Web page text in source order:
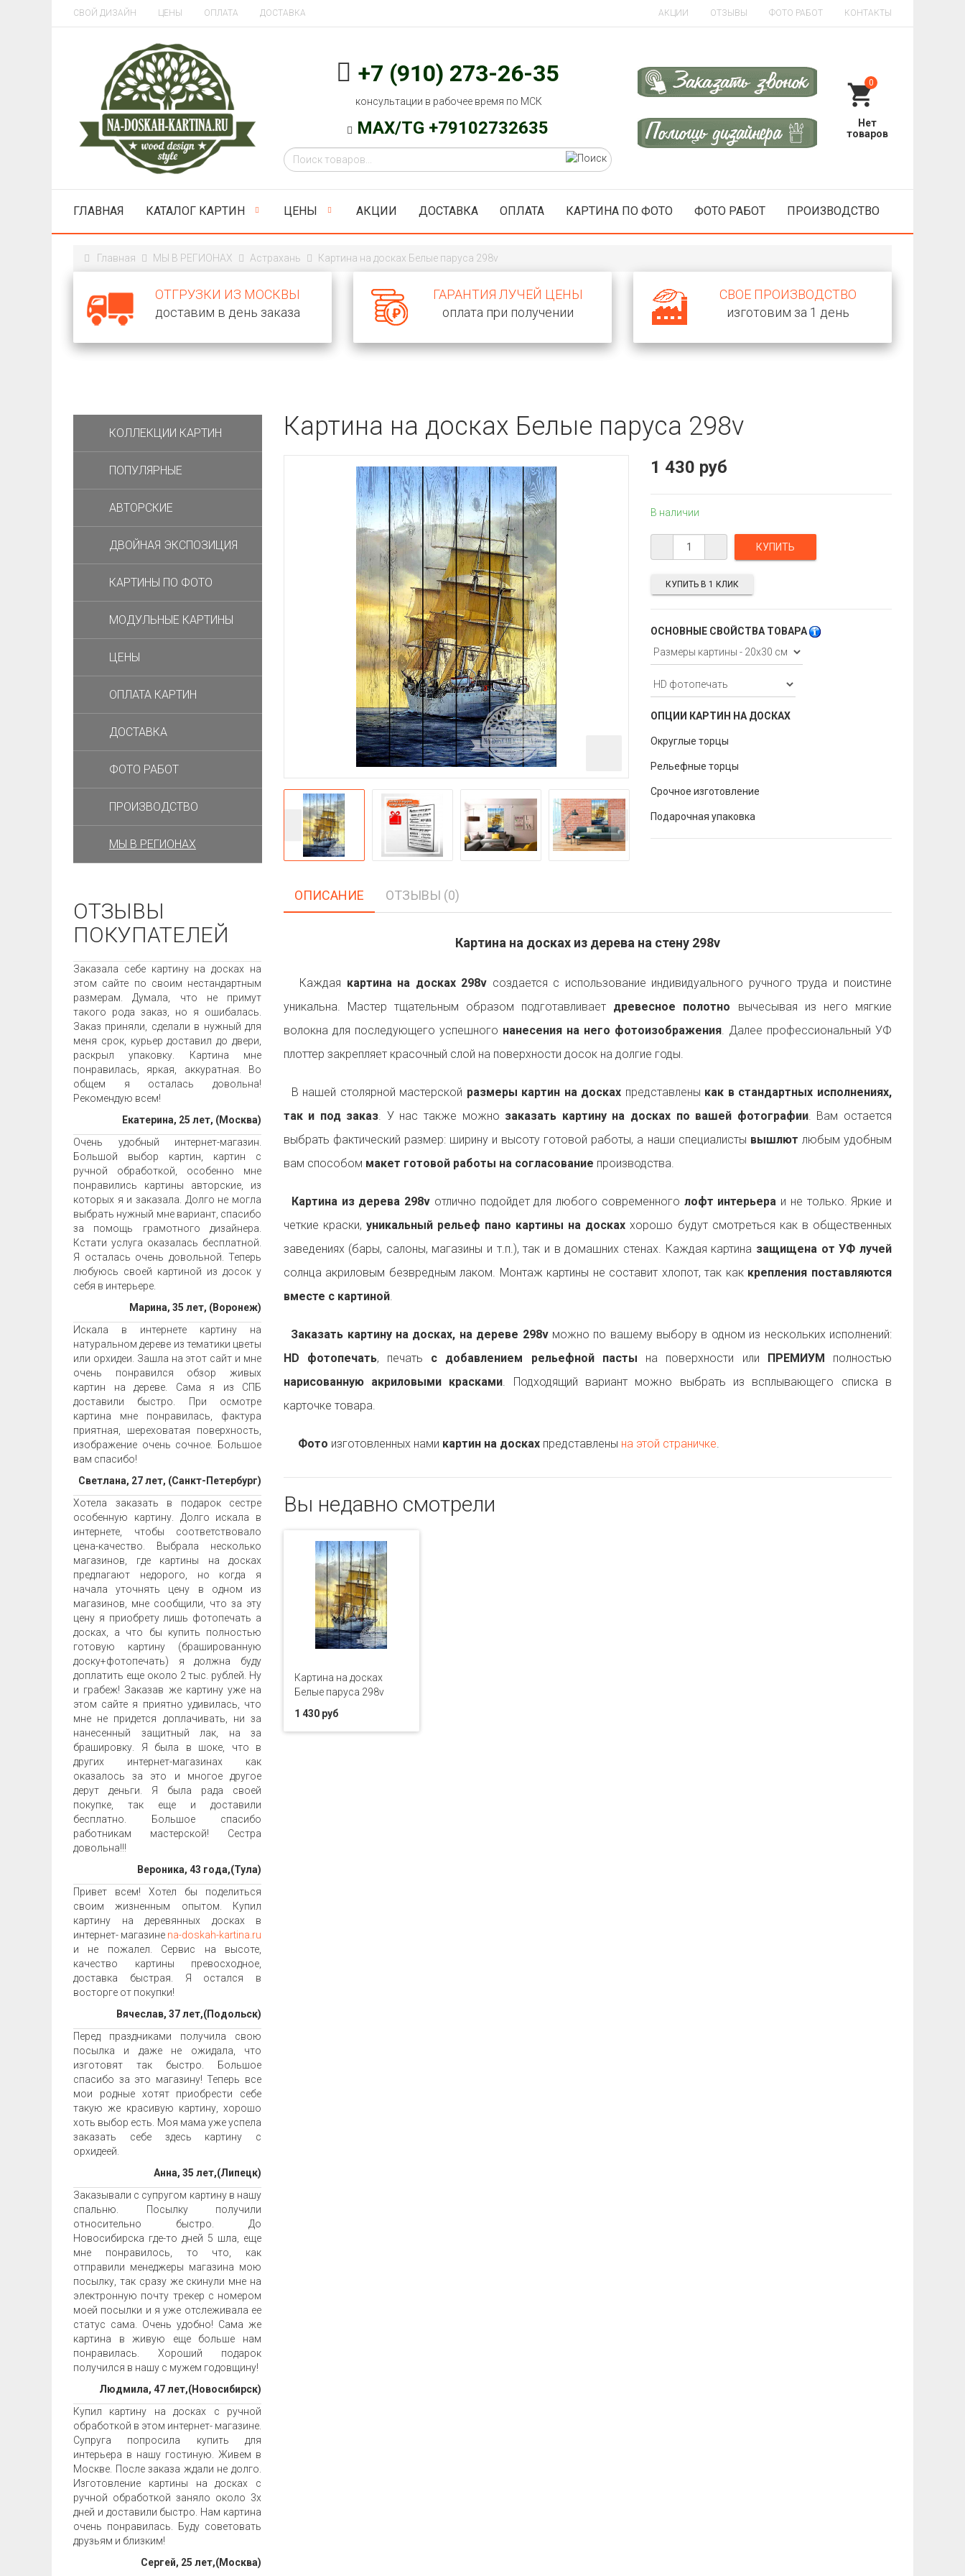
СВОЙ ДИЗАЙН ЦЕНЫ ОПЛАТА ДОСТАВКА АКЦИИ ОТЗЫВЫ ФОТО РАБОТ КОНТАКТЫ
+7 (910) 273-26-35
консультации в рабочее время по МСК
MAX/TG +79102732635
0
ГЛАВНАЯ КАТАЛОГ КАРТИН ЦЕНЫ АКЦИИ ДОСТАВКА ОПЛАТА КАРТИНА ПО ФОТО ФОТО РАБОТ ПРОИЗВОДСТВО
Главная МЫ В РЕГИОНАХ Астрахань Картина на досках Белые паруса 298v
ОТГРУЗКИ ИЗ МОСКВЫ
доставим в день заказа
ГАРАНТИЯ ЛУЧЕЙ ЦЕНЫ
оплата при получении
СВОЕ ПРОИЗВОДСТВО
изготовим за 1 день
Картина на досках Белые паруса 298v
1 430 руб
В наличии
ОСНОВНЫЕ СВОЙСТВА ТОВАРА
ОПЦИИ КАРТИН НА ДОСКАХ
Округлые торцы
Рельефные торцы
Срочное изготовление
Подарочная упаковка
КУПИТЬ В 1 КЛИК
ОПИСАНИЕ ОТЗЫВЫ (0)
Картина на досках из дерева на стену 298v
Каждая картина на досках 298v создается с использование индивидуального ручного труда и поистине
уникальна. Мастер тщательным образом подготавливает древесное полотно вычесывая из него мягкие
волокна для последующего успешного нанесения на него фотоизображения. Далее профессиональный УФ
плоттер закрепляет красочный слой на поверхности досок на долгие годы.
В нашей столярной мастерской размеры картин на досках представлены как в стандартных исполнениях,
так и под заказ . У нас также можно заказать картину на досках по вашей фотографии. Вам остается
выбрать фактический размер: ширину и высоту готовой работы, а наши специалисты вышлют любым удобным
вам способом макет готовой работы на согласование производства.
Картина из дерева 298v отлично подойдет для любого современного лофт интерьера и не только. Яркие и
четкие краски, уникальный рельеф пано картины на досках хорошо будут смотреться как в общественных
заведениях (бары, салоны, магазины и т.п.), так и в домашних стенах. Каждая картина защищена от УФ лучей
солнца акриловым безвредным лаком. Монтаж картины не составит хлопот, так как крепления поставляются
вместе с картиной.
Заказать картину на досках, на дереве 298vможно по вашему выбору в одном из нескольких исполнений:
HD фотопечать, печать с добавлением рельефной пасты на поверхности или ПРЕМИУМ полностью
нарисованную акриловыми красками . Подходящий вариант можно выбрать из всплывающего списка в
карточке товара.
Фото изготовленных нами картин на доскахпредставлены на этой страничке
Вы недавно смотрели
Картина на досках
Белые паруса 298v
1 430 руб
КОЛЛЕКЦИИ КАРТИН
ПОПУЛЯРНЫЕ
АВТОРСКИЕ
ДВОЙНАЯ ЭКСПОЗИЦИЯ
КАРТИНЫ ПО ФОТО
МОДУЛЬНЫЕ КАРТИНЫ
ЦЕНЫ
ОПЛАТА КАРТИН
ДОСТАВКА
ФОТО РАБОТ
ПРОИЗВОДСТВО
МЫ В РЕГИОНАХ
ОТЗЫВЫ
ПОКУПАТЕЛЕЙ
Заказала себе картину на досках на
этом сайте по своим нестандартным
размерам. Думала, что не примут
такого рода заказ, но я ошибалась.
Заказ приняли, сделали в нужный для
меня срок, курьер доставил до двери,
раскрыл упаковку. Картина мне
понравилась, яркая, аккуратная. Во
общем я осталась довольна!
Рекомендую всем!
Екатерина, 25 лет, (Москва)
Очень удобный интернет-магазин.
Большой выбор картин, картин с
ручной обработкой, особенно мне
понравились картины авторские, из
которых я и заказала. Долго не могла
выбрать нужный мне вариант, спасибо
за помощь грамотного дизайнера.
Кстати услуга оказалась бесплатной.
Я осталась очень довольной. Теперь
любуюсь своей картиной из досок у
себя в интерьере.
Марина, 35 лет, (Воронеж)
Искала в интернете картину на
натуральном дереве из тематики цветы
или орхидеи. Зашла на этот сайт и мне
очень понравился обзор живых
картин на дереве. Сама я из СПБ
доставили быстро. При осмотре
картина мне понравилась, фактура
приятная, шереховатая поверхность,
изображение очень сочное. Большое
вам спасибо!
Светлана, 27 лет, (Санкт-Петербург)
Хотела заказать в подарок сестре
особенную картину. Долго искала в
интернете, чтобы соответствовало
цена-качество. Выбрала несколько
магазинов, где картины на досках
предлагают недорого, но когда я
начала уточнять цену в одном из
магазинов, мне сообщили, что за эту
цену я приобрету лишь фотопечать а
досках, а что бы купить полностью
готовую картину (брашированную
доску+фотопечать) я должна буду
доплатить еще около 2 тыс. рублей. Ну
и грабеж! Заказав же картину уже на
этом сайте я приятно удивилась, что
мне не придется доплачивать, ни за
нанесенный защитный лак, на за
брашировку. Я была в шоке, что в
других интернет-магазинах как
оказалось за это и многое другое
дерут деньги. Я была рада своей
покупке, так еще и доставили
бесплатно. Большое спасибо
работникам мастерской! Сестра
довольна!!!
Вероника, 43 года,(Тула)
Привет всем! Хотел бы поделиться
своим жизненным опытом. Купил
картину на деревянных досках в
интернет- магазине na-doskah-kartina.ru
и не пожалел. Сервис на высоте,
качество картины превосходное,
доставка быстрая. Я остался в
восторге от покупки!
Вячеслав, 37 лет,(Подольск)
Перед праздниками получила свою
посылка и даже не ожидала, что
изготовят так быстро. Большое
спасибо за это магазину! Теперь все
мои родные хотят приобрести себе
такую же красивую картину, хорошо
хоть выбор есть. Моя мама уже успела
заказать себе здесь картину с
орхидеей.
Анна, 35 лет,(Липецк)
Заказывали с супругом картину в нашу
спальню. Посылку получили
относительно быстро. До
Новосибирска где-то дней 5 шла, еще
мне понравилось, то что, как
отправили менеджеры магазина мою
посылку, так сразу же скинули мне на
электронную почту трекер с номером
моей посылки и я уже отслеживала ее
статус сама. Очень удобно! Сама же
картина в живую еще больше нам
понравилась. Хороший подарок
получился в нашу с мужем годовщину!
Людмила, 47 лет,(Новосибирск)
Купил картину на досках с ручной
обработкой в этом интернет- магазине.
Супруга попросила купить для
интерьера в нашу гостиную. Живем в
Москве. После заказа ждали не долго.
Изготовление картины на досках с
ручной обработкой заняло около 3х
дней и доставили быстро. Нам картина
очень понравилась. Буду советовать
друзьям и близким!
Сергей, 25 лет,(Москва)